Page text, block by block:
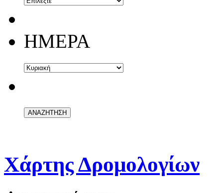
ΗΜΕΡΑ
Χάρτης Δρομολογίων